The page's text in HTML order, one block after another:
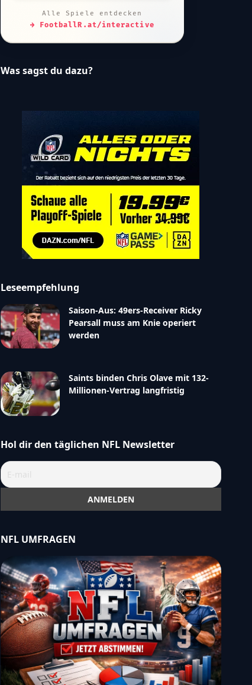
Alle Spiele entdecken
→ FootballR.at/interactive
Was sagst du dazu?
Leseempfehlung
Saison-Aus: 49ers-Receiver Ricky
Pearsall muss am Knie operiert
werden
Saints binden Chris Olave mit 132-
Millionen-Vertrag langfristig
Hol dir den täglichen NFL Newsletter
NFL UMFRAGEN